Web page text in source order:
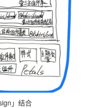
」结合